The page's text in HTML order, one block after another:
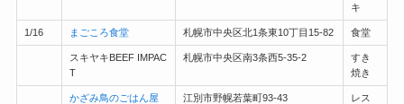
キ
1/16 まごころ食堂 札幌市中央区北1条東10丁目15-82 食堂
スキヤキBEEF IMPAC
T
札幌市中央区南3条西5-35-2
すき
焼き
かざみ鳥のごはん屋
江別市野幌若葉町93-43
レス